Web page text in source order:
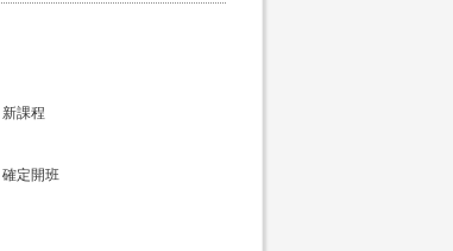
新課程
確定開班